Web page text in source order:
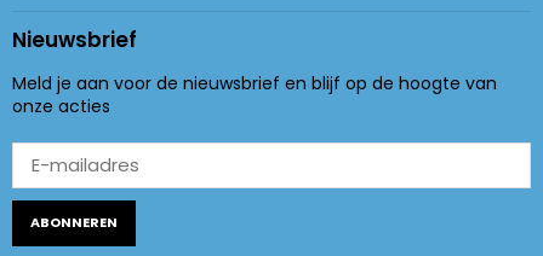
Nieuwsbrief
Meld je aan voor de nieuwsbrief en blijf op de hoogte van
onze acties
ABONNEREN